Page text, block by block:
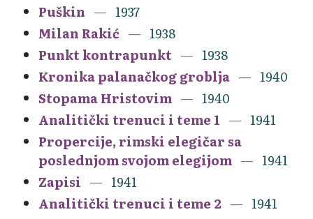
Puškin
1937
Milan Rakić
1938
Punkt kontrapunkt
1938
Kronika palanačkog groblja
1940
Stopama Hristovim
1940
Analitički trenuci i teme 1
1941
Propercije, rimski elegičar sa
poslednjom svojom elegijom
1941
Zapisi
1941
Analitički trenuci i teme 2
1941